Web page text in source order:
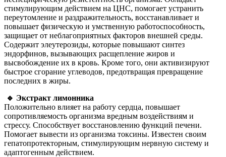
стимулирующим действием на ЦНС, помогает устранить
переутомление и раздражительность, восстанавливает и
повышает физическую и умственную работоспособность,
защищает от неблагоприятных факторов внешней среды.
Содержит элеутерозиды, которые повышают синтез
эндорфинов, вызывающих расщепление жиров и
высвобождение их в кровь. Кроме того, они активизируют
быстрое сгорание углеводов, предотвращая превращение
последних в жиры.
🔹 Экстракт лимонника
Положительно влияет на работу сердца, повышает
сопротивляемость организма вредным воздействиям и
стрессу. Способствует восстановлению функций печени.
Помогает вывести из организма токсины. Известен своим
гепатопротекторным, стимулирующим нервную систему и
адаптогенным действием.